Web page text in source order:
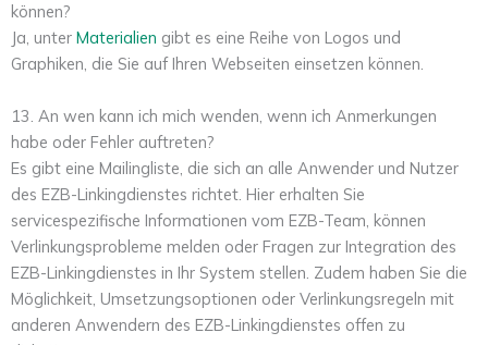
können?
Ja, unter Materialien gibt es eine Reihe von Logos und
Graphiken, die Sie auf Ihren Webseiten einsetzen können.
13. An wen kann ich mich wenden, wenn ich Anmerkungen
habe oder Fehler auftreten?
Es gibt eine Mailingliste, die sich an alle Anwender und Nutzer
des EZB-Linkingdienstes richtet. Hier erhalten Sie
servicespezifische Informationen vom EZB-Team, können
Verlinkungsprobleme melden oder Fragen zur Integration des
EZB-Linkingdienstes in Ihr System stellen. Zudem haben Sie die
Möglichkeit, Umsetzungsoptionen oder Verlinkungsregeln mit
anderen Anwendern des EZB-Linkingdienstes offen zu